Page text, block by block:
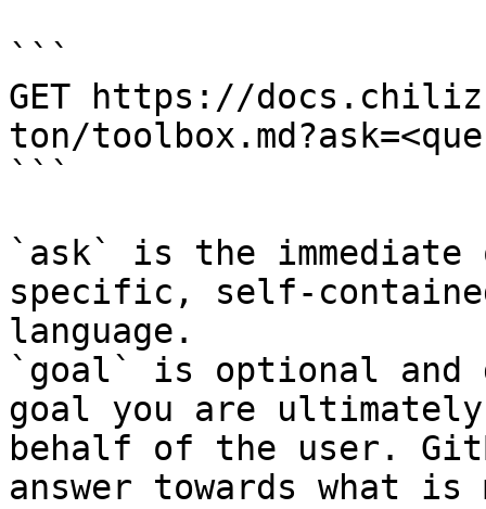
```
GET https://
ton/
```
`ask` is the
specific, self-
language.
`goal` is optional and
goal you are
behalf of the user.
answer towards what